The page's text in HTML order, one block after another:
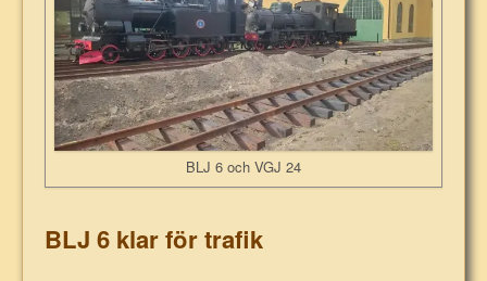
BLJ 6 och VGJ 24
BLJ 6 klar för trafik